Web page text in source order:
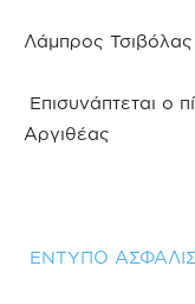
Λάμπρος Τσιβόλας
Επισυνάπτεται ο
Αργιθέας
ΕΝΤΥΠΟ